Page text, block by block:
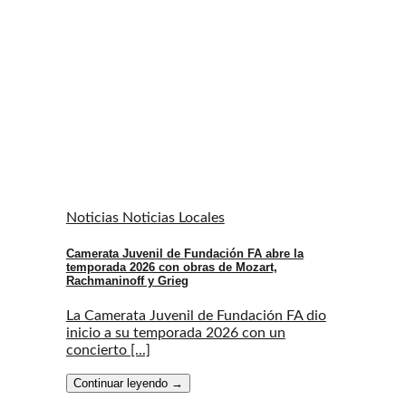
Noticias Noticias Locales
Camerata Juvenil de Fundación FA abre la
temporada 2026 con obras de Mozart,
Rachmaninoff y Grieg
La Camerata Juvenil de Fundación FA dio
inicio a su temporada 2026 con un
concierto [...]
Continuar leyendo →